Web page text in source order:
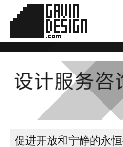
促进开放和宁静的永